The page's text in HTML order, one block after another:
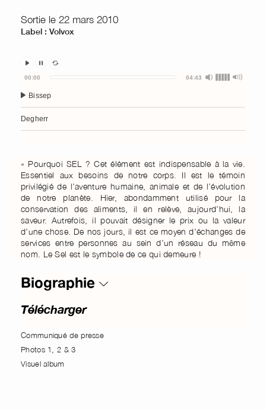
Sortie le 22 mars 2010
Label : Volvox
Audio
Player
Bissep
Degherr
00:00 04:43
« Pourquoi SEL ? Cet élément est indispensable à la vie.
Essentiel aux besoins de notre corps. Il est le témoin
privilégié de l’aventure humaine, animale et de l’évolution
de notre planète. Hier, abondamment utilisé pour la
conservation des aliments, il en relève, aujourd’hui, la
saveur. Autrefois, il pouvait désigner le prix ou la valeur
d’une chose. De nos jours, il est ce moyen d’échanges de
services entre personnes au sein d’un réseau du même
nom. Le Sel est le symbole de ce qui demeure !
Biographie
Télécharger
Communiqué de presse
Photos 1, 2 & 3
Visuel album